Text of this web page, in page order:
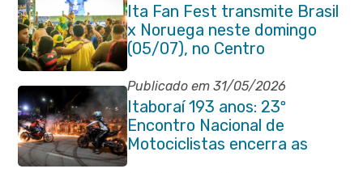
Ita Fan Fest transmite Brasil
x Noruega neste domingo
(05/07), no Centro
Publicado em 31/05/2026
Itaboraí 193 anos: 23º
Encontro Nacional de
Motociclistas encerra as
comemorações do